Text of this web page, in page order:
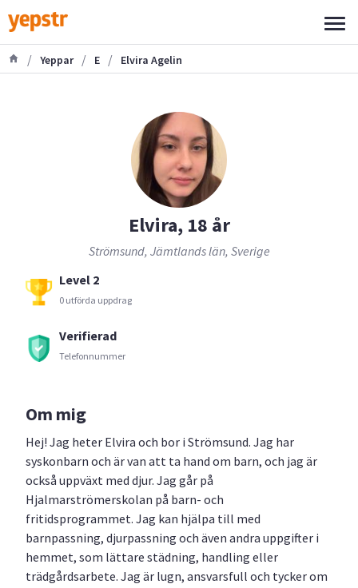
/ Yeppar / E / Elvira Agelin
Elvira, 18 år
Strömsund, Jämtlands län, Sverige
Level 2
0 utförda uppdrag
Verifierad
Telefonnummer
Om mig
Hej! Jag heter Elvira och bor i Strömsund. Jag har
syskonbarn och är van att ta hand om barn, och jag är
också uppväxt med djur. Jag går på
Hjalmarströmerskolan på barn- och
fritidsprogrammet. Jag kan hjälpa till med
barnpassning, djurpassning och även andra uppgifter i
hemmet, som lättare städning, handling eller
trädgårdsarbete. Jag är lugn, ansvarsfull och tycker om